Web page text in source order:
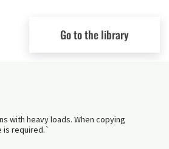
Go to the library
with heavy loads. When copying
is required.`